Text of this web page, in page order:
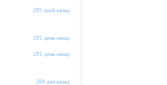
285 дней назад
291 день назад
291 день назад
294 дня назад